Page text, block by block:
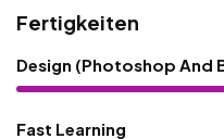
Fertigkeiten
Design (Photoshop And
Fast Learning